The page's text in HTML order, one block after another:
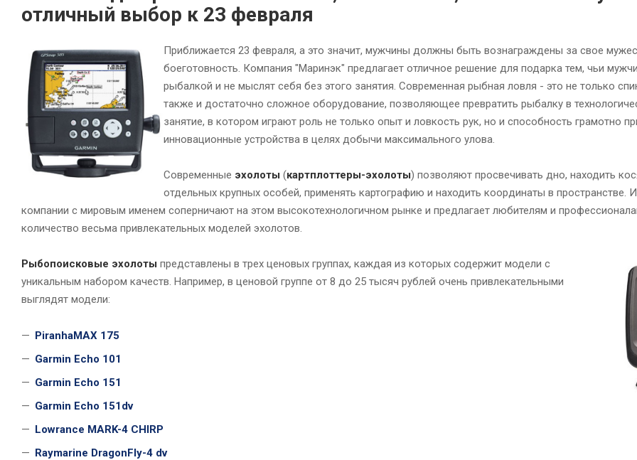
отличный выбор к 23 февраля
Приближается 23 февраля, а это значит, мужчины должны быть вознаграждены за свое
боеготовность. Компания "Маринэк" предлагает отличное решение для подарка тем, чьи
рыбалкой и не мыслят себя без этого занятия. Современная рыбная ловля - это не только
также и достаточно сложное оборудование, позволяющее превратить рыбалку в
занятие, в котором играют роль не только опыт и ловкость рук, но и способность грамотно
инновационные устройства в целях добычи максимального улова.
Современные эхолоты (картплоттеры-эхолоты) позволяют просвечивать дно, находить
отдельных крупных особей, применять картографию и находить координаты в пространстве.
компании с мировым именем соперничают на этом высокотехнологичном рынке и предлагает любителям и
количество весьма привлекательных моделей эхолотов.
Рыбопоисковые эхолоты представлены в трех ценовых группах, каждая из которых содержит модели с
уникальным набором качеств. Например, в ценовой группе от 8 до 25 тысяч рублей очень привлекательными
выглядят модели:
PiranhaMAX 175
Garmin Echo 101
Garmin Echo 151
Garmin Echo 151dv
Lowrance MARK-4 CHIRP
Raymarine DragonFly-4 dv